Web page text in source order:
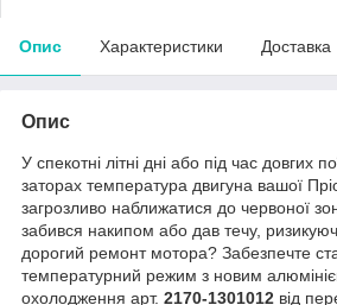
Опис Характеристики Доставка
Опис
У спекотні літні дні або під час довгих
заторах температура двигуна вашої
загрозливо наближатися до червоної
забився накипом або дав течу,
дорогий ремонт мотора? Забезпечте
температурний режим з новим
охолодження арт. 2170-1301012 від